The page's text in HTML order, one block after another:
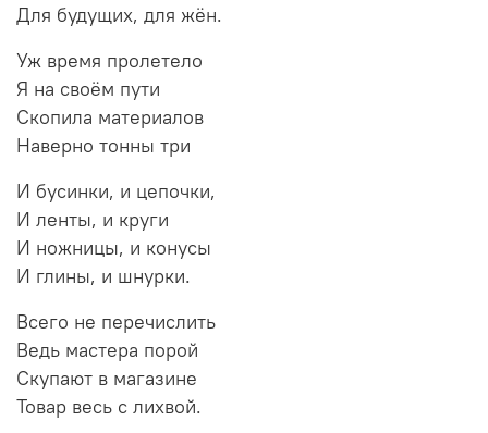
Для будущих, для жён.
Уж время пролетело
Я на своём пути
Скопила материалов
Наверно тонны три
И бусинки, и цепочки,
И ленты, и круги
И ножницы, и конусы
И глины, и шнурки.
Всего не перечислить
Ведь мастера порой
Скупают в магазине
Товар весь с лихвой.